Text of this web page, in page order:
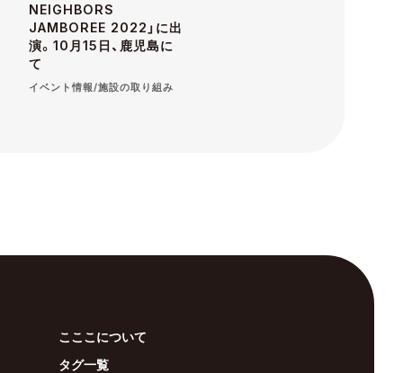
NEIGHBORS
JAMBOREE 2022」に出
演。10月15日、鹿児島に
て
イベント情報/施設の取り組み
こここについて
タグ一覧